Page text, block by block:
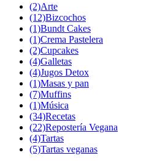
(2)Arte
(12)Bizcochos
(1)Bundt Cakes
(1)Crema Pastelera
(2)Cupcakes
(4)Galletas
(4)Jugos Detox
(1)Masas y pan
(7)Muffins
(1)Música
(34)Recetas
(22)Repostería Vegana
(4)Tartas
(5)Tartas veganas